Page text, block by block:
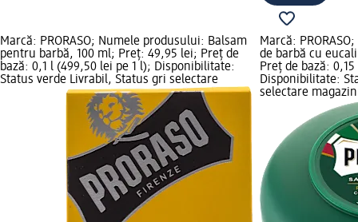
Marcă: PRORASO; Numele produsului: Balsam
pentru barbă, 100 ml; Preț: 49,95 lei; Preț de
bază: 0,1 l (499,50 lei pe 1 l); Disponibilitate:
Status verde Livrabil, Status gri selectare
Marcă:
de barbă cu
Preț de bază:
Disponibilitate:
selectare